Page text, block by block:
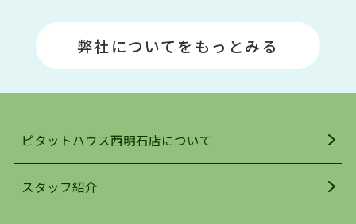
場や釣りスポットが多くあります。JR「大久保
駅」周辺には、ビブレ・イオンをはじめとした買
い物施設も多くあり、買い物にも困りません。
明石駅・西明石駅を中心に、明石市・神戸市西区
でお部屋探している方は、ぜひ当ＨＰにて物件を
お探しになってください。弊社は、スタッフの平
弊社についてをもっとみる
ピタットハウス西明石店について
スタッフ紹介